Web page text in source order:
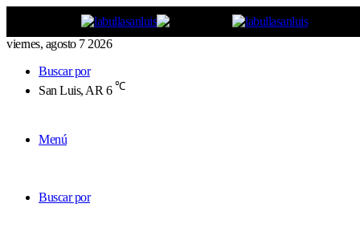
viernes, agosto 7 2026
Buscar por
San Luis, AR 6 ℃
Menú
Buscar por